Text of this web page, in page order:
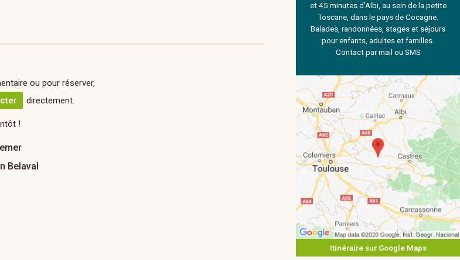
ou pour réserver,
directement.
!
Belaval
et 45 minutes d'Albi, au sein de la petite
Toscane, dans le pays de Cocagne.
Balades, randonnées, stages et séjours
pour enfants, adultes et familles.
Contact par mail ou SMS
Itinéraire sur Google Maps